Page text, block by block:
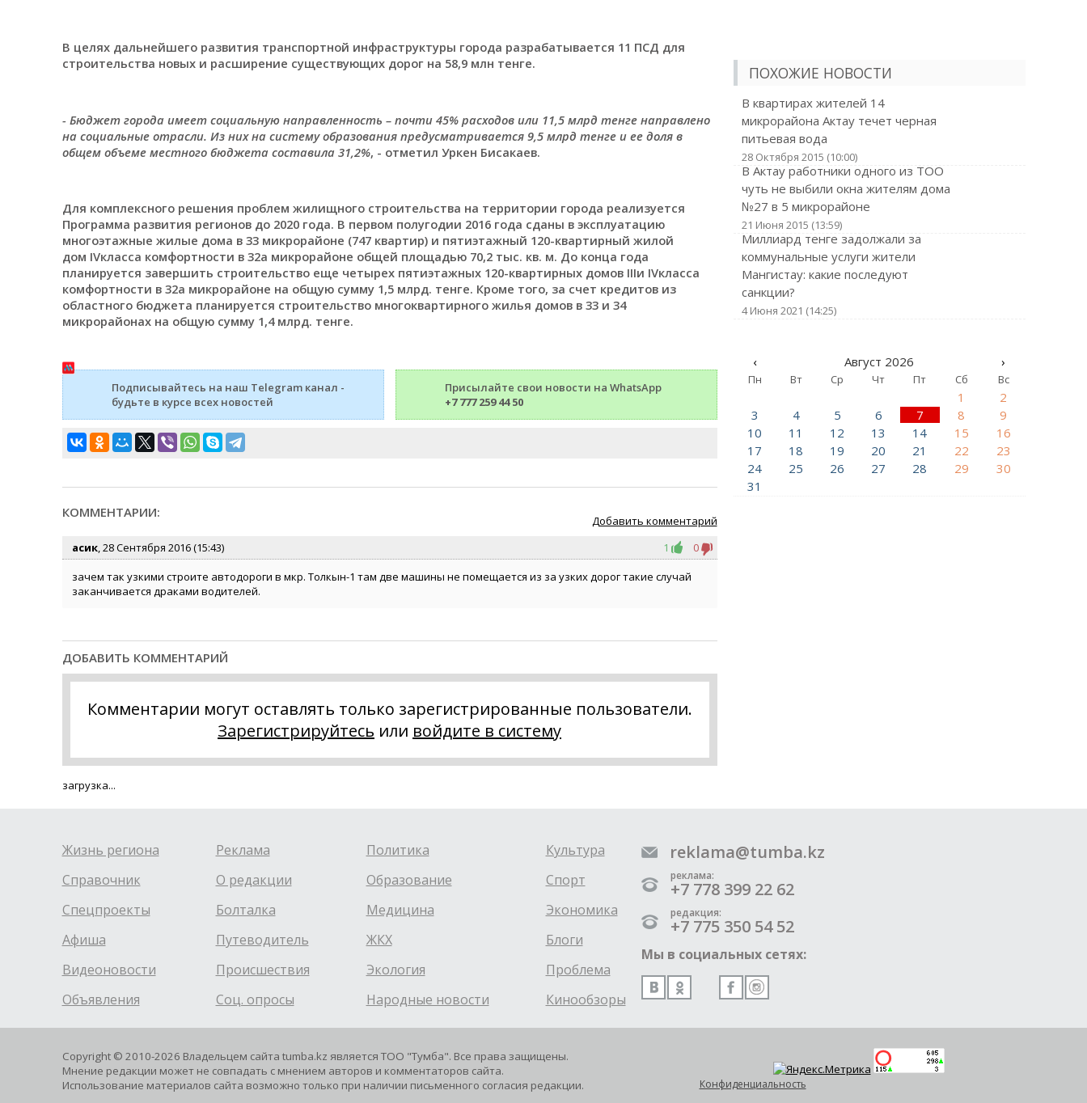
В целях дальнейшего развития транспортной инфраструктуры города разрабатывается 11 ПСД для
строительства новых и расширение существующих дорог на 58,9 млн тенге.
- Бюджет города имеет социальную направленность – почти 45% расходов или 11,5 млрд тенге направлено
на социальные отрасли. Из них на систему образования предусматривается 9,5 млрд тенге и ее доля в
общем объеме местного бюджета составила 31,2%, - отметил Уркен Бисакаев.
Для комплексного решения проблем жилищного строительства на территории города реализуется
Программа развития регионов до 2020 года. В первом полугодии 2016 года сданы в эксплуатацию
многоэтажные жилые дома в 33 микрорайоне (747 квартир) и пятиэтажный 120-квартирный жилой
дом IVкласса комфортности в 32а микрорайоне общей площадью 70,2 тыс. кв. м. До конца года
планируется завершить строительство еще четырех пятиэтажных 120-квартирных домов IIIи IVкласса
комфортности в 32а микрорайоне на общую сумму 1,5 млрд. тенге. Кроме того, за счет кредитов из
областного бюджета планируется строительство многоквартирного жилья домов в 33 и 34
микрорайонах на общую сумму 1,4 млрд. тенге.
Подписывайтесь на наш Telegram канал -
будьте в курсе всех новостей
Присылайте свои новости на WhatsApp
+7 777 259 44 50
КОММЕНТАРИИ:
Добавить комментарий
асик, 28 Сентября 2016 (15:43) 1
0
зачем так узкими строите автодороги в мкр. Толкын-1 там две машины не помещается из за узких дорог такие случай
заканчивается драками водителей.
ДОБАВИТЬ КОММЕНТАРИЙ
Комментарии могут оставлять только зарегистрированные пользователи.
Зарегистрируйтесь или войдите в систему
загрузка...
ПОХОЖИЕ НОВОСТИ
В квартирах жителей 14
микрорайона Актау течет черная
питьевая вода
28 Октября 2015 (10:00)
В Актау работники одного из ТОО
чуть не выбили окна жителям дома
№27 в 5 микрорайоне
21 Июня 2015 (13:59)
Миллиард тенге задолжали за
коммунальные услуги жители
Мангистау: какие последуют
санкции?
4 Июня 2021 (14:25)
‹ Август 2026 ›
Пн Вт Ср Чт Пт Сб Вс
1
2
3
4 5 6 7 8
9
10
11 12 13 14 15
16
17
18 19 20 21 22
23
24
25 26 27 28 29
30
31
Жизнь региона
Справочник
Спецпроекты
Афиша
Видеоновости
Объявления
Реклама
О редакции
Болталка
Путеводитель
Происшествия
Соц. опросы
Политика
Образование
Медицина
ЖКХ
Экология
Народные новости
Культура
Спорт
Экономика
Блоги
Проблема
Кинообзоры
reklama@tumba.kz
реклама:
+7 778 399 22 62
редакция:
+7 775 350 54 52
Мы в социальных сетях:
Copyright © 2010-2026 Владельцем сайта tumba.kz является ТОО "Тумба". Все права защищены.
Мнение редакции может не совпадать с мнением авторов и комментаторов сайта.
Использование материалов сайта возможно только при наличии письменного согласия редакции.
Конфиденциальность